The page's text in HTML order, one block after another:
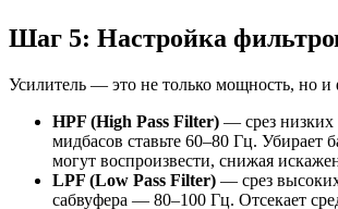
Шаг 5: Настройка
Усилитель — это не только мощность, но и
HPF (High Pass Filter) — срез низких
мидбасов ставьте 60–80 Гц. Убирает
могут воспроизвести, снижая
LPF (Low Pass Filter) — срез
сабвуфера — 80–100 Гц. Отсекает